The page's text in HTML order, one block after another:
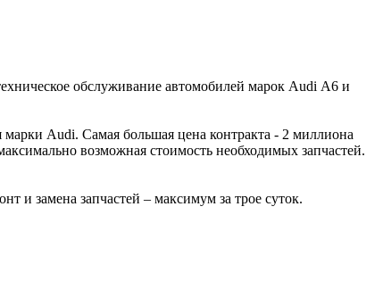
обслуживание автомобилей марок Audi А6 и
Audi. Самая большая цена контракта - 2 миллиона
возможная стоимость необходимых запчастей.
и замена запчастей – максимум за трое суток.